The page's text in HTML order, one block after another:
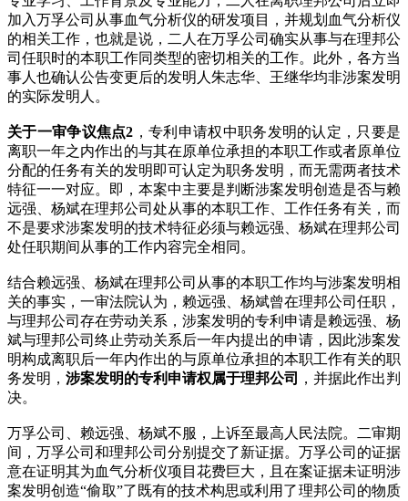
加入万孚公司从事血气分析仪的研发项目，并规划血气分析仪
的相关工作，也就是说，二人在万孚公司确实从事与在理邦公
司任职时的本职工作同类型的密切相关的工作。此外，各方当
事人也确认公告变更后的发明人朱志华、王继华均非涉案发明
的实际发明人。
关于一审争议焦点2 ，专利申请权中职务发明的认定，只要是
离职一年之内作出的与其在原单位承担的本职工作或者原单位
分配的任务有关的发明即可认定为职务发明，而无需两者技术
特征一一对应。即，本案中主要是判断涉案发明创造是否与赖
远强、杨斌在理邦公司处从事的本职工作、工作任务有关，而
不是要求涉案发明的技术特征必须与赖远强、杨斌在理邦公司
处任职期间从事的工作内容完全相同。
结合赖远强、杨斌在理邦公司从事的本职工作均与涉案发明相
关的事实，一审法院认为，赖远强、杨斌曾在理邦公司任职，
与理邦公司存在劳动关系，涉案发明的专利申请是赖远强、杨
斌与理邦公司终止劳动关系后一年内提出的申请，因此涉案发
明构成离职后一年内作出的与原单位承担的本职工作有关的职
务发明， 涉案发明的专利申请权属于理邦公司
，并据此作出判
决。
万孚公司、赖远强、杨斌不服，上诉至最高人民法院。二审期
间，万孚公司和理邦公司分别提交了新证据。万孚公司的证据
意在证明其为血气分析仪项目花费巨大，且在案证据未证明涉
案发明创造“偷取”了既有的技术构思或利用了理邦公司的物质